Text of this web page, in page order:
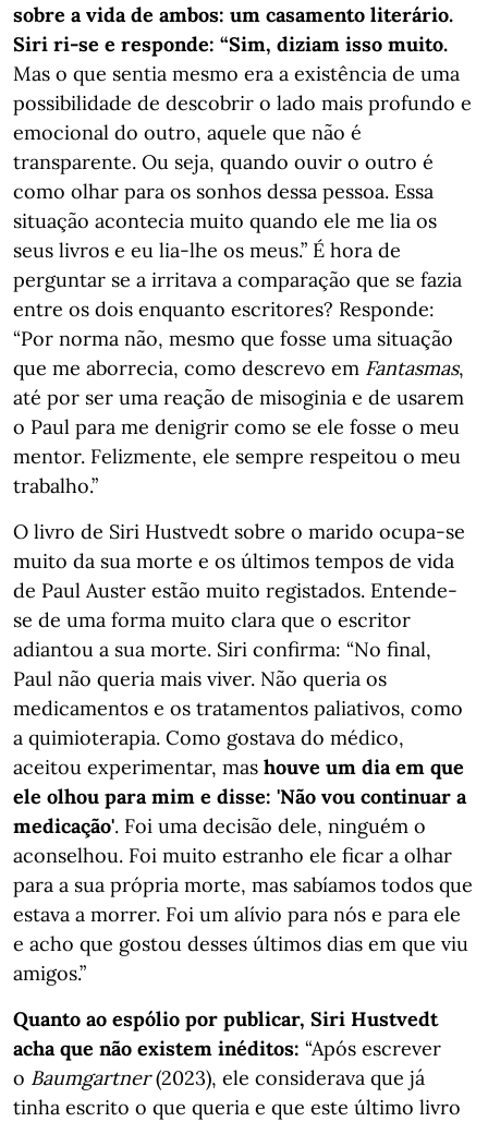
sobre a vida de ambos: um casamento literário.
Siri ri-se e responde: “Sim, diziam isso muito.
Mas o que sentia mesmo era a existência de uma
possibilidade de descobrir o lado mais profundo e
emocional do outro, aquele que não é
transparente. Ou seja, quando ouvir o outro é
como olhar para os sonhos dessa pessoa. Essa
situação acontecia muito quando ele me lia os
seus livros e eu lia-lhe os meus.” É hora de
perguntar se a irritava a comparação que se fazia
entre os dois enquanto escritores? Responde:
“Por norma não, mesmo que fosse uma situação
que me aborrecia, como descrevo em Fantasmas,
até por ser uma reação de misoginia e de usarem
o Paul para me denigrir como se ele fosse o meu
mentor. Felizmente, ele sempre respeitou o meu
trabalho.”
O livro de Siri Hustvedt sobre o marido ocupa-se
muito da sua morte e os últimos tempos de vida
de Paul Auster estão muito registados. Entende-
se de uma forma muito clara que o escritor
adiantou a sua morte. Siri confirma: “No final,
Paul não queria mais viver. Não queria os
medicamentos e os tratamentos paliativos, como
a quimioterapia. Como gostava do médico,
aceitou experimentar, mas houve um dia em que
ele olhou para mim e disse: 'Não vou continuar a
medicação'. Foi uma decisão dele, ninguém o
aconselhou. Foi muito estranho ele ficar a olhar
para a sua própria morte, mas sabíamos todos que
estava a morrer. Foi um alívio para nós e para ele
e acho que gostou desses últimos dias em que viu
amigos.”
Quanto ao espólio por publicar, Siri Hustvedt
acha que não existem inéditos: “Após escrever
o Baumgartner(2023), ele considerava que já
tinha escrito o que queria e que este último livro